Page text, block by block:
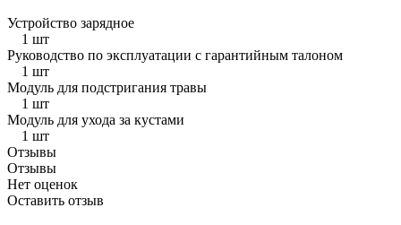
Устройство зарядное
1 шт
Руководство по эксплуатации с гарантийным талоном
1 шт
Модуль для подстригания травы
1 шт
Модуль для ухода за кустами
1 шт
Отзывы
Отзывы
Нет оценок
Оставить отзыв